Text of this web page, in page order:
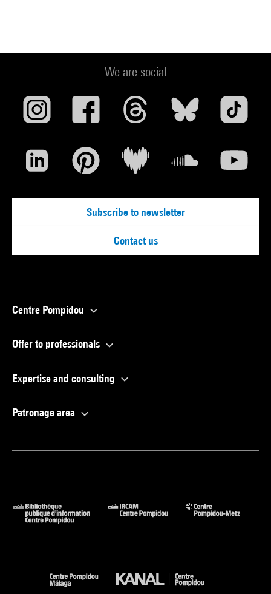
We are social
Subscribe to newsletter
Contact us
Centre Pompidou
Offer to professionals
Expertise and consulting
Patronage area